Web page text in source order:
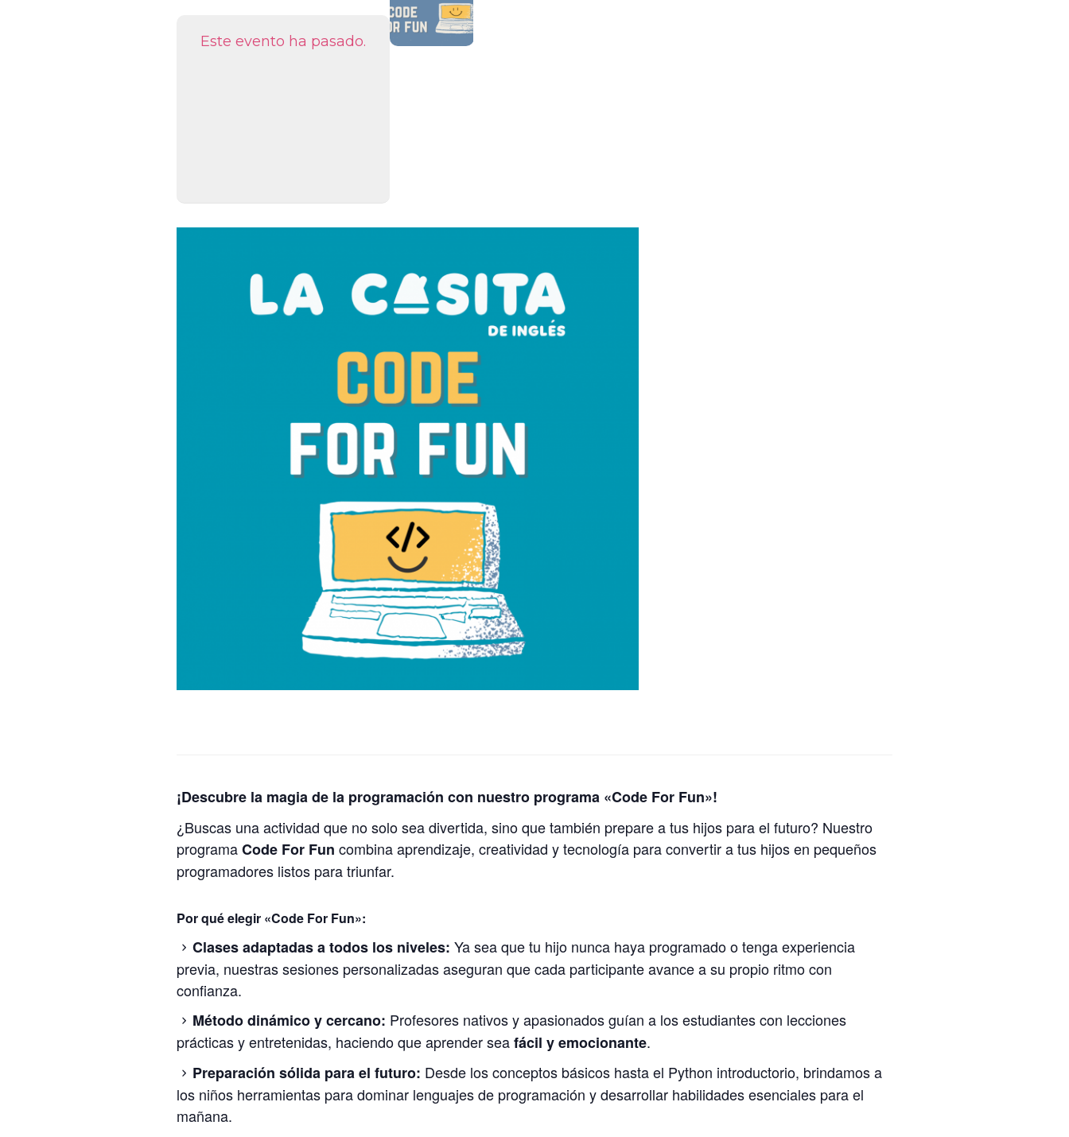
Este evento ha pasado.
¡Descubre la magia de la programación con nuestro programa «Code For Fun»!
¿Buscas una actividad que no solo sea divertida, sino que también prepare a tus hijos para el futuro? Nuestro
programaCode For Fun combina aprendizaje, creatividad y tecnología para convertir a tus hijos en pequeños
programadores listos para triunfar.
Por qué elegir «Code For Fun»:
Clases adaptadas a todos los niveles: Ya sea que tu hijo nunca haya programado o tenga experiencia
previa, nuestras sesiones personalizadas aseguran que cada participante avance a su propio ritmo con
confianza.
Método dinámico y cercano: Profesores nativos y apasionados guían a los estudiantes con lecciones
prácticas y entretenidas, haciendo que aprender seafácil y emocionante.
Preparación sólida para el futuro: Desde los conceptos básicos hasta el Python introductorio, brindamos a
los niños herramientas para dominar lenguajes de programación y desarrollar habilidades esenciales para el
mañana.